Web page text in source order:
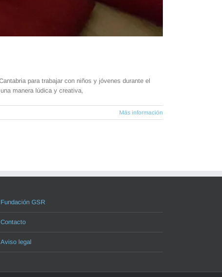
para trabajar con niños y jóvenes durante el
manera lúdica y creativa,
Más información
Fundación GSR
Contacto
Aviso legal